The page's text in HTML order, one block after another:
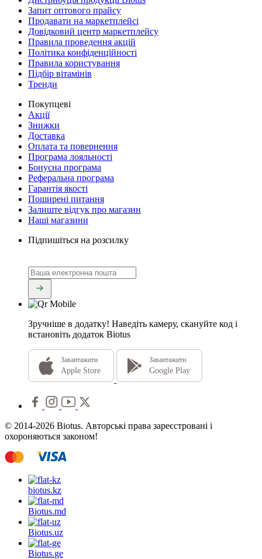
Запит оптового прайсу
Продавати на маркетплейсі
Довідковий центр маркетплейсу
Правила проведення акцій
Політика конфіденційності
Правила користування
Підбір вітамінів
Тренди
Покупцеві
Акції
Знижки
Доставка
Оплата та повернення
Програма лояльності
Бонусна програма
Реферальна програма
Гарантія якості
Поширені питання
Залиште відгук про магазин
Наші магазини
Підпишіться на розсилку
Зручніше в додатку! Наведіть камеру, скануйте код і
встановіть додаток Biotus
Завантажити
Apple Store
Завантажити
Google Play
© 2014-2026 Biotus. Авторські права зареєстровані і
охороняються законом!
biotus.kz
Biotus.md
Biotus.uz
Biotus.ge